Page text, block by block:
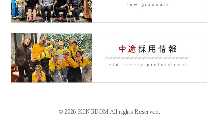
© 2026 KINGDOM All rights Reserved.